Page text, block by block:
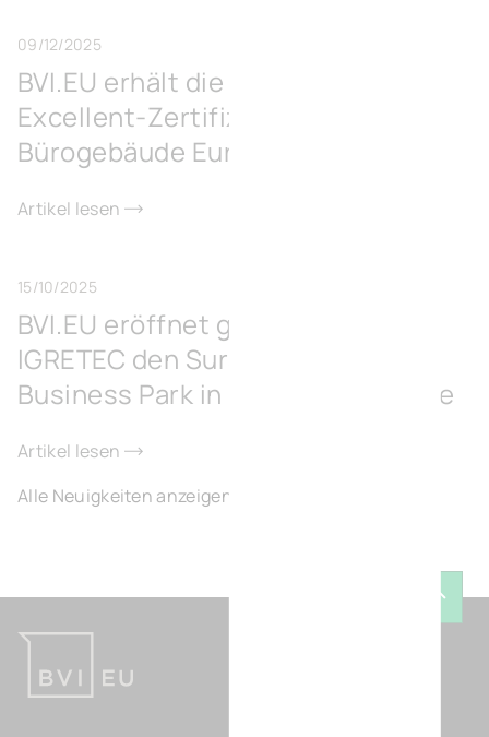
09/12/2025
BVI.EU erhält die BREEAM-
Excellent-Zertifizierung für sein
Bürogebäude Europe 131 in Wavre
Artikel lesen
15/10/2025
BVI.EU eröffnet gemeinsam mit
IGRETEC den Surschiste Green
Business Park in Fontaine-l’Évêque
Artikel lesen
Alle Neuigkeiten anzeigen